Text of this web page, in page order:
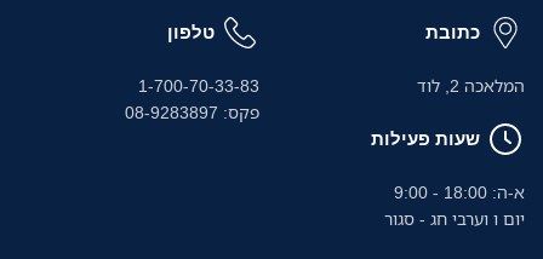
כתובת
המלאכה 2, לוד
שעות פעילות
א-ה: 18:00 - 9:00
יום ו וערבי חג - סגור
טלפון
1-700-70-33-83
פקס: 08-9283897